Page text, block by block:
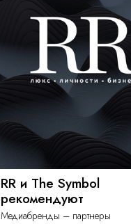
RR и The Symbol
рекомендуют
Медиабренды – партнеры